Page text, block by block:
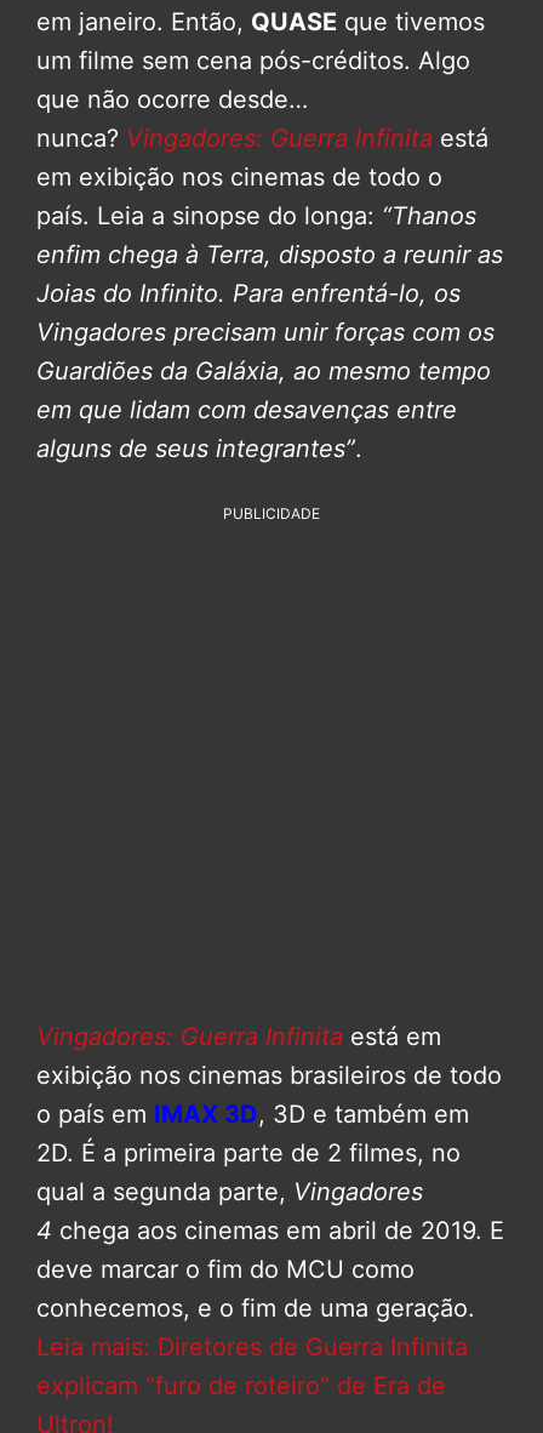
em janeiro. Então, QUASE que tivemos
um filme sem cena pós-créditos. Algo
que não ocorre desde…
nunca? Vingadores: Guerra Infinita está
em exibição nos cinemas de todo o
país. Leia a sinopse do longa: “Thanos
enfim chega à Terra, disposto a reunir as
Joias do Infinito. Para enfrentá-lo, os
Vingadores precisam unir forças com os
Guardiões da Galáxia, ao mesmo tempo
em que lidam com desavenças entre
alguns de seus integrantes”.
PUBLICIDADE
Vingadores: Guerra Infinita está em
exibição nos cinemas brasileiros de todo
o país em IMAX 3D, 3D e também em
2D. É a primeira parte de 2 filmes, no
qual a segunda parte, Vingadores
4 chega aos cinemas em abril de 2019. E
deve marcar o fim do MCU como
conhecemos, e o fim de uma geração.
Leia mais: Diretores de Guerra Infinita
explicam “furo de roteiro” de Era de
Ultron!